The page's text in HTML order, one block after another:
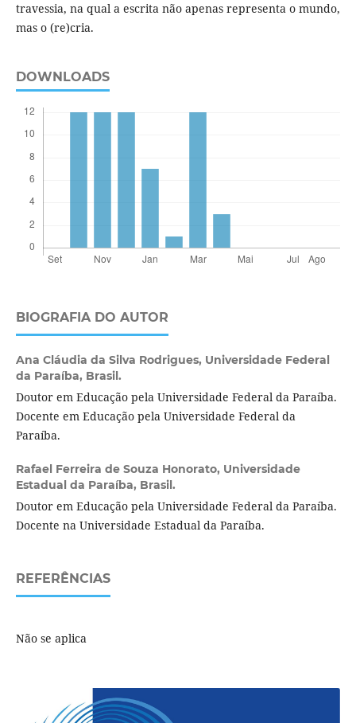
travessia, na qual a escrita não apenas representa o mundo,
mas o (re)cria.
DOWNLOADS
BIOGRAFIA DO AUTOR
Ana Cláudia da Silva Rodrigues, Universidade Federal
da Paraíba, Brasil.
Doutor em Educação pela Universidade Federal da Paraíba.
Docente em Educação pela Universidade Federal da
Paraíba.
Rafael Ferreira de Souza Honorato, Universidade
Estadual da Paraíba, Brasil.
Doutor em Educação pela Universidade Federal da Paraíba.
Docente na Universidade Estadual da Paraíba.
REFERÊNCIAS
Não se aplica